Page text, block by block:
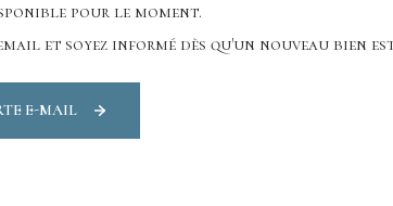
pour le moment.
et soyez informé dès qu'un nouveau bien
E-MAIL